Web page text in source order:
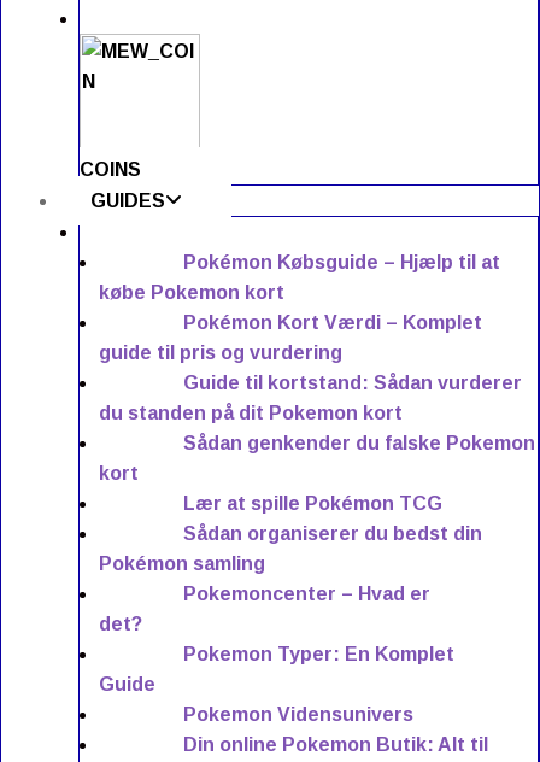
COINS
GUIDES
Pokémon Købsguide – Hjælp til at
købe Pokemon kort
Pokémon Kort Værdi – Komplet
guide til pris og vurdering
Guide til kortstand: Sådan vurderer
du standen på dit Pokemon kort
Sådan genkender du falske Pokemon
kort
Lær at spille Pokémon TCG
Sådan organiserer du bedst din
Pokémon samling
Pokemoncenter – Hvad er
det?
Pokemon Typer: En Komplet
Guide
Pokemon Vidensunivers
Din online Pokemon Butik: Alt til